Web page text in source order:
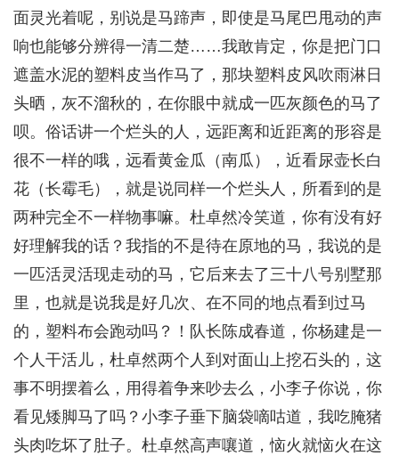
面灵光着呢，别说是马蹄声，即使是马尾巴甩动的声
响也能够分辨得一清二楚……我敢肯定，你是把门口
遮盖水泥的塑料皮当作马了，那块塑料皮风吹雨淋日
头晒，灰不溜秋的，在你眼中就成一匹灰颜色的马了
呗。俗话讲一个烂头的人，远距离和近距离的形容是
很不一样的哦，远看黄金瓜（南瓜），近看尿壶长白
花（长霉毛），就是说同样一个烂头人，所看到的是
两种完全不一样物事嘛。杜卓然冷笑道，你有没有好
好理解我的话？我指的不是待在原地的马，我说的是
一匹活灵活现走动的马，它后来去了三十八号别墅那
里，也就是说我是好几次、在不同的地点看到过马
的，塑料布会跑动吗？！队长陈成春道，你杨建是一
个人干活儿，杜卓然两个人到对面山上挖石头的，这
事不明摆着么，用得着争来吵去么，小李子你说，你
看见矮脚马了吗？小李子垂下脑袋嘀咕道，我吃腌猪
头肉吃坏了肚子。杜卓然高声嚷道，恼火就恼火在这